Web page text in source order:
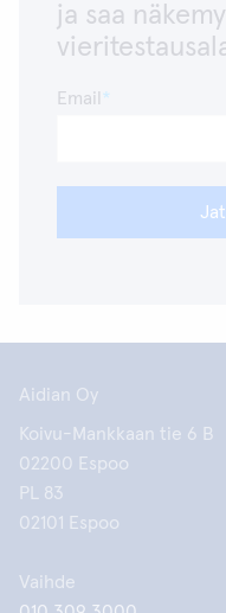
ja saa
Email
Aidian Oy
Koivu-Mankkaan tie 6 B
02200 Espoo
PL 83
02101 Espoo
Vaihde